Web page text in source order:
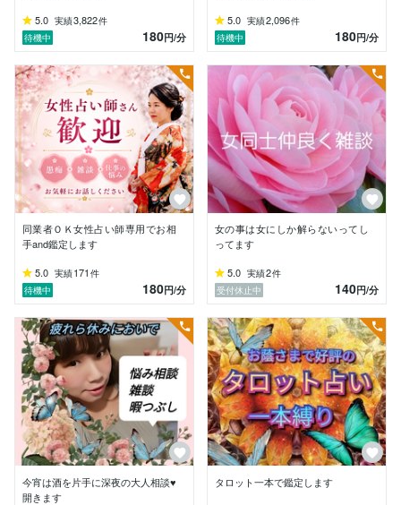
お客様に○○○について○○○は
どう○○○なのか？聞きたい！などを
話してもらっている時間
□□((Q(･ω･Q)ｼｬｶｼｬｶ□□((Q(･ω･Q)ｼｬｶｼｬｶ
この間にシャフルし直したり
カードを引きはじめます
□□□□ｽｽｽｰ(*ÒωÓ*)ﾑﾑｯ!!))))))三
その後は回答していきます
一方的にざっくり回答して終わりを希望する方
詳しく細かな質問を追加で聞かれる方
様々ですのでそのお客様しだいで
ここから先は違いが出るところだと思います。
お互い楽な気持ちで鑑定しましょう♬.*ﾟ
友達に話すくらい楽に楽しく鑑定しましょうね！
☆鑑定速度下げてゆっくり鑑定したい方や
話す速度下げて欲しい方は教えてください。
おそくも話せますから！
詳しくは各商品説明文を読んでね
私はどんな人( 'ω')?
道で知らないおじいちゃんおばあちゃんに
よく声かけられる人
5.0 実績3,822件
待機中
180円/分
5.0 実績2,096件
待機中
180円/分
同業者ＯＫ女性占い師専用でお相
手and鑑定します
5.0 実績171 件
待機中
180円/分
女の事は女にしか解らないってし
ってます
5.0 実績2件
受付休止中
140円/分
今宵は酒を片手に深夜の大人相談♥
開きます
タロット一本で鑑定します